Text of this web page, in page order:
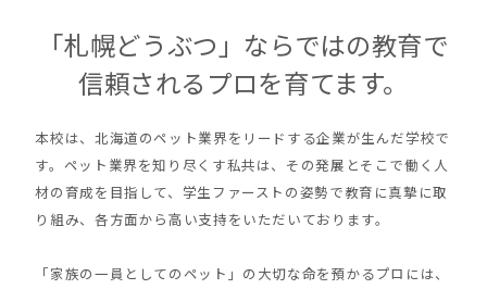
「札幌どうぶつ」ならではの教育で
信頼されるプロを育てます。
本校は、北海道のペット業界をリードする企業が生んだ学校で
す。ペット業界を知り尽くす私共は、その発展とそこで働く人
材の育成を目指して、学生ファーストの姿勢で教育に真摯に取
り組み、各方面から高い支持をいただいております。
「家族の一員としてのペット」の大切な命を預かるプロには、